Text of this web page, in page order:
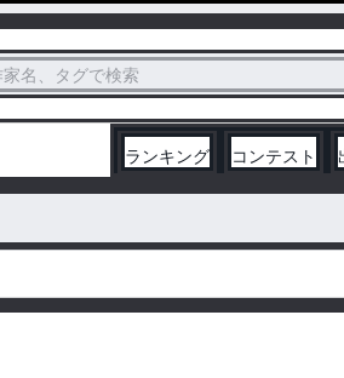
名、タグで検索
ランキング コンテスト